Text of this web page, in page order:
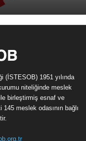
(İSTESOB) 1951 yılında
niteliğinde meslek
birleştirmiş esnaf ve
meslek odasının bağlı